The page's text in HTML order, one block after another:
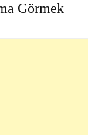
Görmek